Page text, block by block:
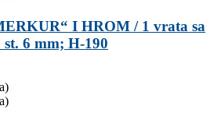
I HROM / 1 vrata sa
6 mm; H-190